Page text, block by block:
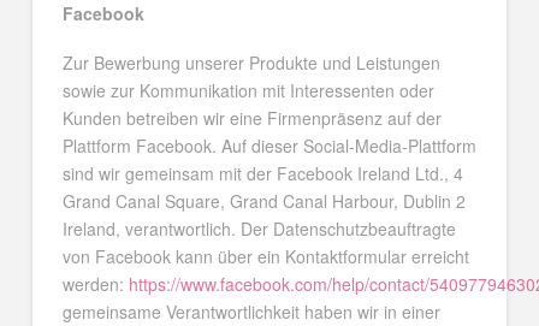
Facebook
Zur Bewerbung unserer Produkte und Leistungen
sowie zur Kommunikation mit Interessenten oder
Kunden betreiben wir eine Firmenpräsenz auf der
Plattform Facebook. Auf dieser Social-Media-Plattform
sind wir gemeinsam mit der Facebook Ireland Ltd., 4
Grand Canal Square, Grand Canal Harbour, Dublin 2
Ireland, verantwortlich. Der Datenschutzbeauftragte
von Facebook kann über ein Kontaktformular erreicht
werden: https://www.facebook.com/help/contact/
gemeinsame Verantwortlichkeit haben wir in einer